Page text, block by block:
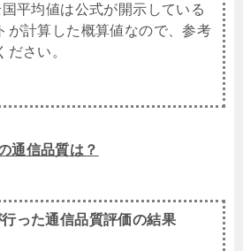
平均値は公式が開示している
が計算した概算値なので、参考
さい。
通信品質は？
った通信品質評価の結果